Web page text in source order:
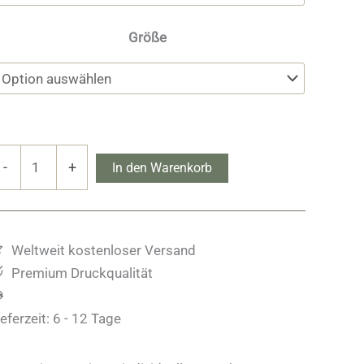
Größe
- + In den Warenkorb
Weltweit kostenloser Versand
Premium Druckqualität
6 - 12 Tage